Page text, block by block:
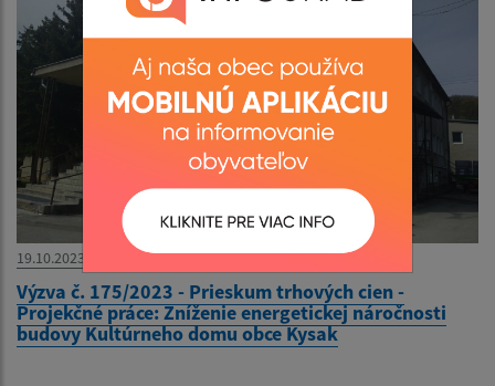
19.10.2023
Výzva č. 175/2023 - Prieskum trhových cien -
Projekčné práce: Zníženie energetickej náročnosti
budovy Kultúrneho domu obce Kysak